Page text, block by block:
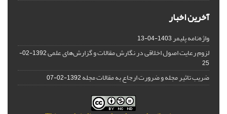
آخرین اخبار
واژه‌نامه پلیمر1403-04-13
لزوم رعایت اصول اخلاقی در نگارش مقالات و گزارش‌‌های علمی
1392-02-
25
ضریب تاثیر مجله و ضرورت ارجاع به مقالات مجله1392-02-07